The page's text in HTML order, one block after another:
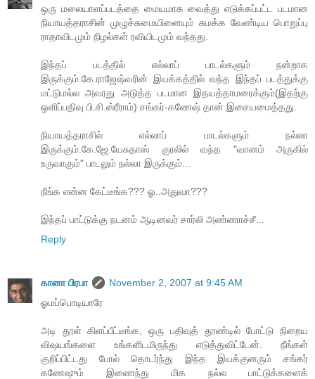
ஒரு மலையாளப்படத்தை மையமாக வைத்து எடுக்கப்பட்ட படமான
நியாயத்தராசின் முழுச்சுமையினையும் சுமக்க வேண்டிய பொறுப்பு
ராதாவிடமும் நிழல்கள் ரவியிடமும் வந்தது.
இந்தப் படத்தில் எல்லாப் பாடல்களும் நன்றாக
இருக்கும்.கே.ராஜேஷ்வரின் இயக்கத்தில் வந்த இந்தப் படத்துக்கு
மட்டுமல்ல அவரது அடுத்த படமான இதயத்தாமரைக்கும்(இதற்கு
ஒளிப்பதிவு பி.சி.ஸ்ரீராம்) சங்கர்-கணேஷ் தான் இசையமைத்தது.
நியாயத்தராசில் எல்லாப் பாடல்களும் நல்லா
இருக்கும்.கே.ஜே.யேசுதாஸ் குரலில் வந்த "வானம் அருகில்
உருவாகும்" பாடலும் நல்லா இருக்கும்...
நீங்க என்ன கேட்டீங்க??? ஓ..அதுவா???
இந்தப் பாட்டுக்கு நடனம் ஆடினவர் சார்லி அண்ணாச்சீ...
Reply
கானா பிரபா
November 2, 2007 at 9:45 AM
ஓமப்பொடியாரே
அடி தூள் கிளப்பீட்டீங்க, ஒரு பதிவுத் தூண்டில் போட்டு நிறைய
விஷயங்களை உங்களிடமிருந்து எடுத்துவிட்டேன். நீங்கள்
குறிப்பிட்டது போல் தொடர்ந்து இந்த இயக்குனரும் சங்கர்
கணேஷும் இணைந்து மிக நல்ல பாட்டுக்களைக்